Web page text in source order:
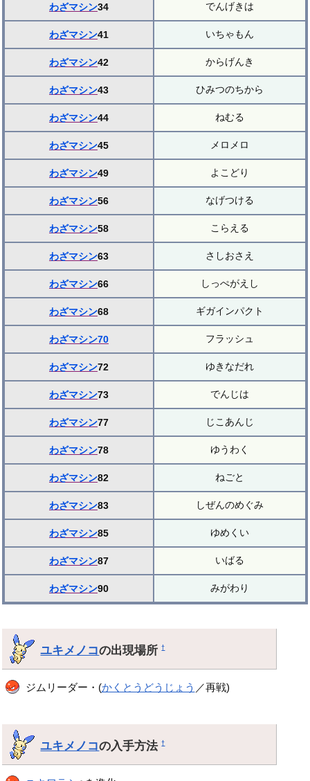
わざマシン34 でんげきは
わざマシン41 いちゃもん
わざマシン42 からげんき
わざマシン43 ひみつのちから
わざマシン44 ねむる
わざマシン45 メロメロ
わざマシン49 よこどり
わざマシン56 なげつける
わざマシン58 こらえる
わざマシン63 さしおさえ
わざマシン66 しっぺがえし
わざマシン68 ギガインパクト
わざマシン70 フラッシュ
わざマシン72 ゆきなだれ
わざマシン73 でんじは
わざマシン77 じこあんじ
わざマシン78 ゆうわく
わざマシン82 ねごと
わざマシン83 しぜんのめぐみ
わざマシン85 ゆめくい
わざマシン87 いばる
わざマシン90 みがわり
ユキメノコの出現場所†
ジムリーダー・(かくとうどうじょう ／再戦)
ユキメノコの入手方法†